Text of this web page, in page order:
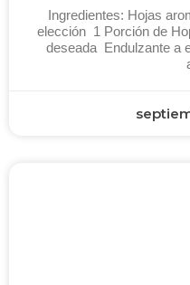
Ingredientes: Hojas
elección 1 Porción de
deseada Endulzante a